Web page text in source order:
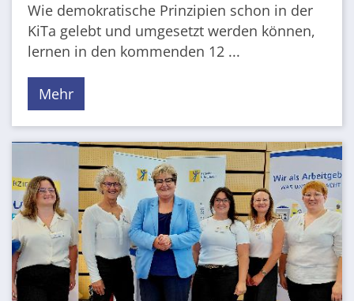
Wie demokratische Prinzipien schon in der
KiTa gelebt und umgesetzt werden können,
lernen in den kommenden 12 ...
Mehr